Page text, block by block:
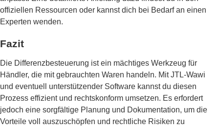
offiziellen Ressourcen oder kannst dich bei Bedarf an einen
Experten wenden.
Fazit
Die Differenzbesteuerung ist ein mächtiges Werkzeug für
Händler, die mit gebrauchten Waren handeln. Mit JTL-Wawi
und eventuell unterstützender Software kannst du diesen
Prozess effizient und rechtskonform umsetzen. Es erfordert
jedoch eine sorgfältige Planung und Dokumentation, um die
Vorteile voll auszuschöpfen und rechtliche Risiken zu